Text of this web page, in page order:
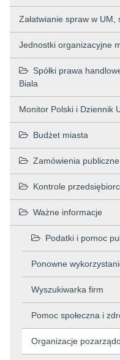
Załatwianie spraw w
Jednostki organizacyjne
Spółki prawa
Biala
Monitor Polski i Dziennik
Budżet miasta
Zamówienia
Kontrole
Ważne informacje
Podatki i pomoc
Ponowne
Wyszukiwarka firm
Pomoc społeczna i
Organizacje